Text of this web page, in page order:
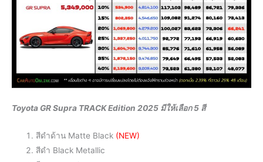
Toyota GR Supra TRACK Edition 2025 มีให้เลือก 5 สี
สีดำด้าน Matte Black (NEW)
สีดำ Black Metallic